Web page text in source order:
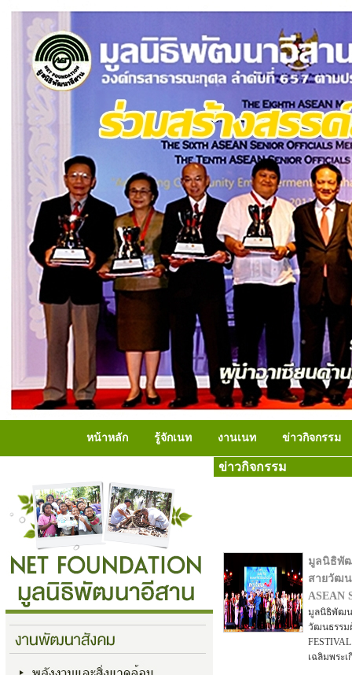
หน้าหลัก รู้จักเนท งานเนท ข่าวกิจกรรม
ข่าวกิจกรรม
มูลนิธิพั
สายวัฒน
ASEAN
มูลนิธิพัฒน
วัฒนธรรม
เฉลิมพระ